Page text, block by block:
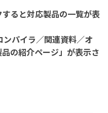
ると対応製品の一覧が表
パイラ／関連資料／オ
の紹介ページ」が表示さ